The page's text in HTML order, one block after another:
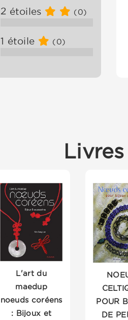
2 étoiles (0)
1 étoile (0)
L'art du
maedup
noeuds coréens
: Bijoux et
POUR
DE